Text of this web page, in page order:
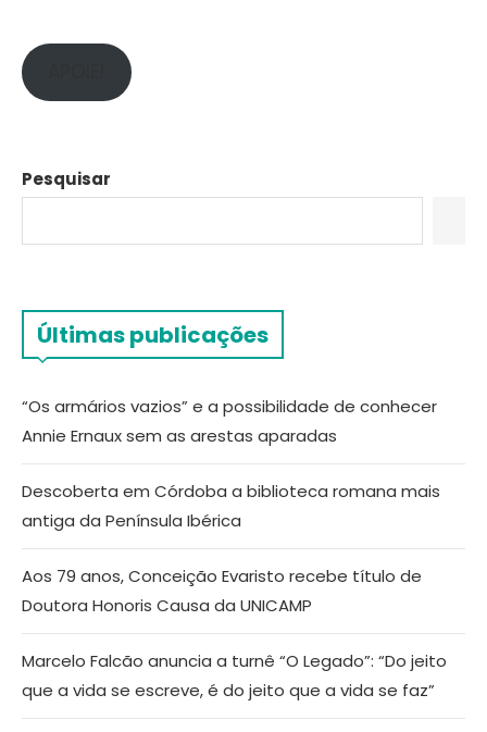
Pesquisar
Últimas publicações
“Os armários vazios” e a possibilidade de conhecer
Annie Ernaux sem as arestas aparadas
Descoberta em Córdoba a biblioteca romana mais
antiga da Península Ibérica
Aos 79 anos, Conceição Evaristo recebe título de
Doutora Honoris Causa da UNICAMP
Marcelo Falcão anuncia a turnê “O Legado”: “Do jeito
que a vida se escreve, é do jeito que a vida se faz”